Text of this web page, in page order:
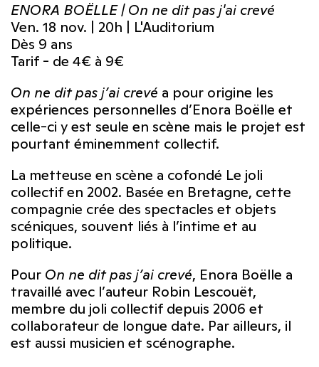
ENORA BOËLLE | On ne dit pas j'ai crevé
Ven. 18 nov. | 20h | L'Auditorium
Dès 9 ans
Tarif - de 4€ à 9€
On ne dit pas j’ai crevé a pour origine les
expériences personnelles d’Enora Boëlle et
celle-ci y est seule en scène mais le projet est
pourtant éminemment collectif.
La metteuse en scène a cofondé Le joli
collectif en 2002. Basée en Bretagne, cette
compagnie crée des spectacles et objets
scéniques, souvent liés à l’intime et au
politique.
Pour On ne dit pas j’ai crevé, Enora Boëlle a
travaillé avec l’auteur Robin Lescouët,
membre du joli collectif depuis 2006 et
collaborateur de longue date. Par ailleurs, il
est aussi musicien et scénographe.